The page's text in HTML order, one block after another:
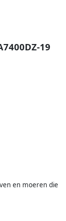
19
en moeren die